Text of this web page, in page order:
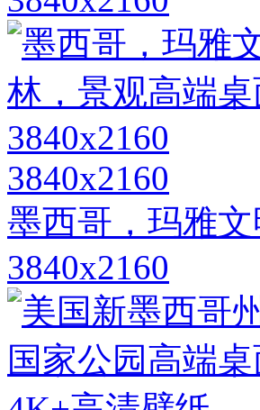
3840x2160
墨西哥，玛雅
3840x2160